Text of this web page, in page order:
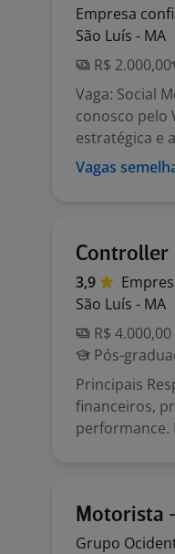
Empresa
São Luís - MA
R$ 2.000,00
Vaga: Social
conosco pelo
estratégica e
Vagas
Controller
3,9
São Luís - MA
R$
Pós-
Principais
financeiros,
performance.
Motorista
Grupo